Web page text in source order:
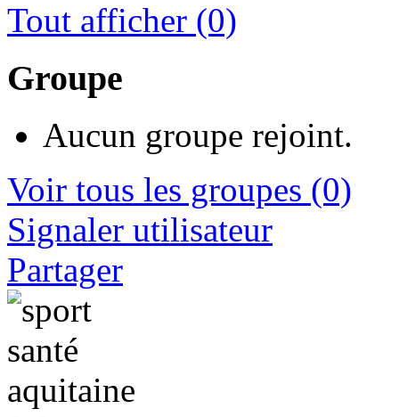
Tout afficher (0)
Groupe
Aucun groupe rejoint.
Voir tous les groupes (0)
Signaler utilisateur
Partager